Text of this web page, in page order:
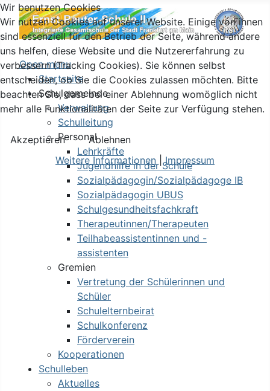
Open menu
Startseite
Schulgemeinde
Verwaltung
Schulleitung
Personal
Lehrkräfte
Jugendhilfe in der Schule
Sozialpädagogin/Sozialpädagoge IB
Sozialpädagogin UBUS
Schulgesundheitsfachkraft
Therapeutinnen/Therapeuten
Teilhabeassistentinnen und -
assistenten
Gremien
Vertretung der Schülerinnen und
Schüler
Schulelternbeirat
Schulkonferenz
Förderverein
Kooperationen
Schulleben
Aktuelles
Wir benutzen Cookies
Wir nutzen Cookies auf unserer Website. Einige von ihnen
sind essenziell für den Betrieb der Seite, während andere
uns helfen, diese Website und die Nutzererfahrung zu
verbessern (Tracking Cookies). Sie können selbst
entscheiden, ob Sie die Cookies zulassen möchten. Bitte
beachten Sie, dass bei einer Ablehnung womöglich nicht
mehr alle Funktionalitäten der Seite zur Verfügung stehen.
Akzeptieren
Ablehnen
Weitere Informationen |Impressum